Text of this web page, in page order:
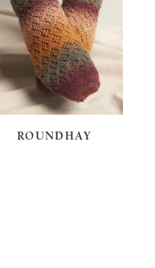
ROUNDHAY